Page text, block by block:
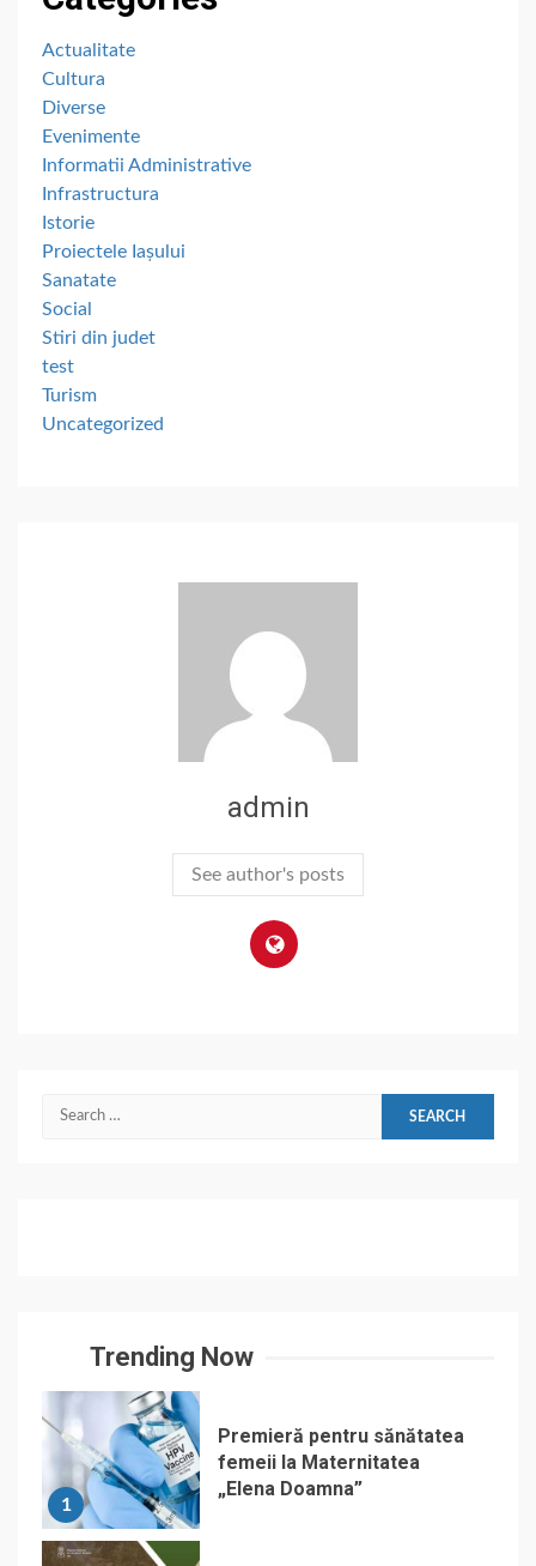
Actualitate
Cultura
Diverse
Evenimente
Informatii Administrative
Infrastructura
Istorie
Proiectele Iașului
Sanatate
Social
Stiri din judet
test
Turism
Uncategorized
admin
See author's posts
Search
Trending Now
1
Premieră pentru sănătatea
femeii la Maternitatea
„Elena Doamna”